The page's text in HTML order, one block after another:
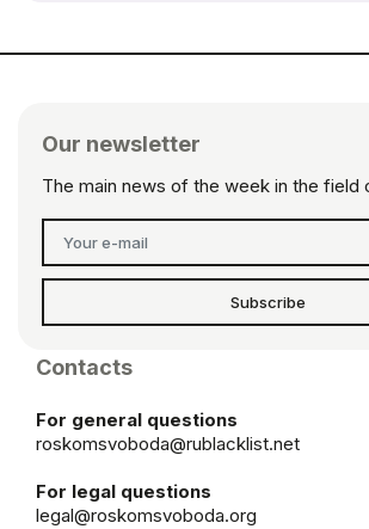
Our newsletter
The main news of the week in the field
Subscribe
Contacts
For general questions
roskomsvoboda@rublacklist.net
For legal questions
legal@roskomsvoboda.org